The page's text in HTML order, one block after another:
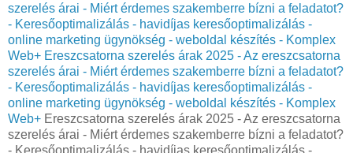
szerelés árai - Miért érdemes szakemberre bízni a feladatot?
- Keresőoptimalizálás - havidíjas keresőoptimalizálás -
online marketing ügynökség - weboldal készítés - Komplex
Web+ Ereszcsatorna szerelés árak 2025 - Az ereszcsatorna
szerelés árai - Miért érdemes szakemberre bízni a feladatot?
- Keresőoptimalizálás - havidíjas keresőoptimalizálás -
online marketing ügynökség - weboldal készítés - Komplex
Web+ Ereszcsatorna szerelés árak 2025 - Az ereszcsatorna
szerelés árai - Miért érdemes szakemberre bízni a feladatot?
- Keresőoptimalizálás - havidíjas keresőoptimalizálás -